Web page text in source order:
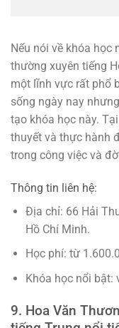
Nếu nói về khóa học
thường xuyên tiếng
một lĩnh vực rất phổ
sống ngày nay
tạo khóa học này.
thuyết và thực hành
trong công việc và
Thông tin liên hệ:
Địa chỉ: 66 Hải
Hồ Chí Minh.
Học phí: từ
Khóa học nổi bật:
9. Hoa Văn